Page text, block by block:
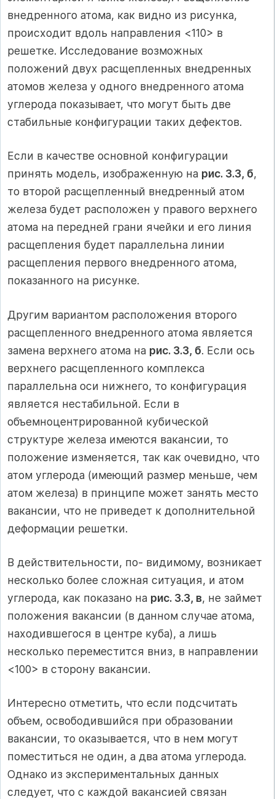
внедренного атома, как видно из рисунка,
происходит вдоль направления <110> в
решетке. Исследование возможных
положений двух расщепленных внедренных
атомов железа у одного внедренного атома
углерода показывает, что могут быть две
стабильные конфигурации таких дефектов.
Если в качестве основной конфигурации
принять модель, изображенную на рис. 3.3, б,
то второй расщепленный внедренный атом
железа будет расположен у правого верхнего
атома на передней грани ячейки и его линия
расщепления будет параллельна линии
расщепления первого внедренного атома,
показанного на рисунке.
Другим вариантом расположения второго
расщепленного внедренного атома является
замена верхнего атома на рис. 3.3, б. Если ось
верхнего расщепленного комплекса
параллельна оси нижнего, то конфигурация
является нестабильной. Если в
объемноцентрированной кубической
структуре железа имеются вакансии, то
положение изменяется, так как очевидно, что
атом углерода (имеющий размер меньше, чем
атом железа) в принципе может занять место
вакансии, что не приведет к дополнительной
деформации решетки.
В действительности, по- видимому, возникает
несколько более сложная ситуация, и атом
углерода, как показано на рис. 3.3, в, не займет
положения вакансии (в данном случае атома,
находившегося в центре куба), а лишь
несколько переместится вниз, в направлении
<100> в сторону вакансии.
Интересно отметить, что если подсчитать
объем, освободившийся при образовании
вакансии, то оказывается, что в нем могут
поместиться не один, а два атома углерода.
Однако из экспериментальных данных
следует, что с каждой вакансией связан